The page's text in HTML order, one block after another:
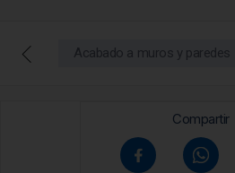
Acabado a muros y paredes
Compartir